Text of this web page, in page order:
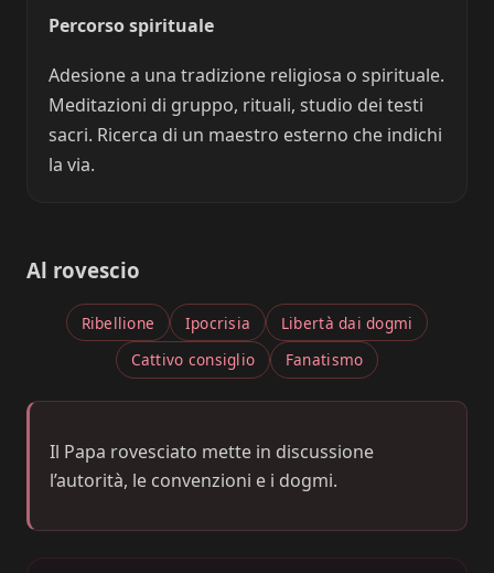
Percorso spirituale
Adesione a una tradizione religiosa o spirituale.
Meditazioni di gruppo, rituali, studio dei testi
sacri. Ricerca di un maestro esterno che indichi
la via.
Al rovescio
Ribellione Ipocrisia
Libertà dai dogmi
Cattivo consiglio
Fanatismo
Il Papa rovesciato mette in discussione
l’autorità, le convenzioni e i dogmi.